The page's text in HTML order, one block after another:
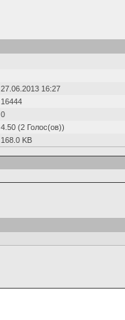
27.06.2013 16:27
16444
0
4.50 (2 Голос(ов))
168.0 KB